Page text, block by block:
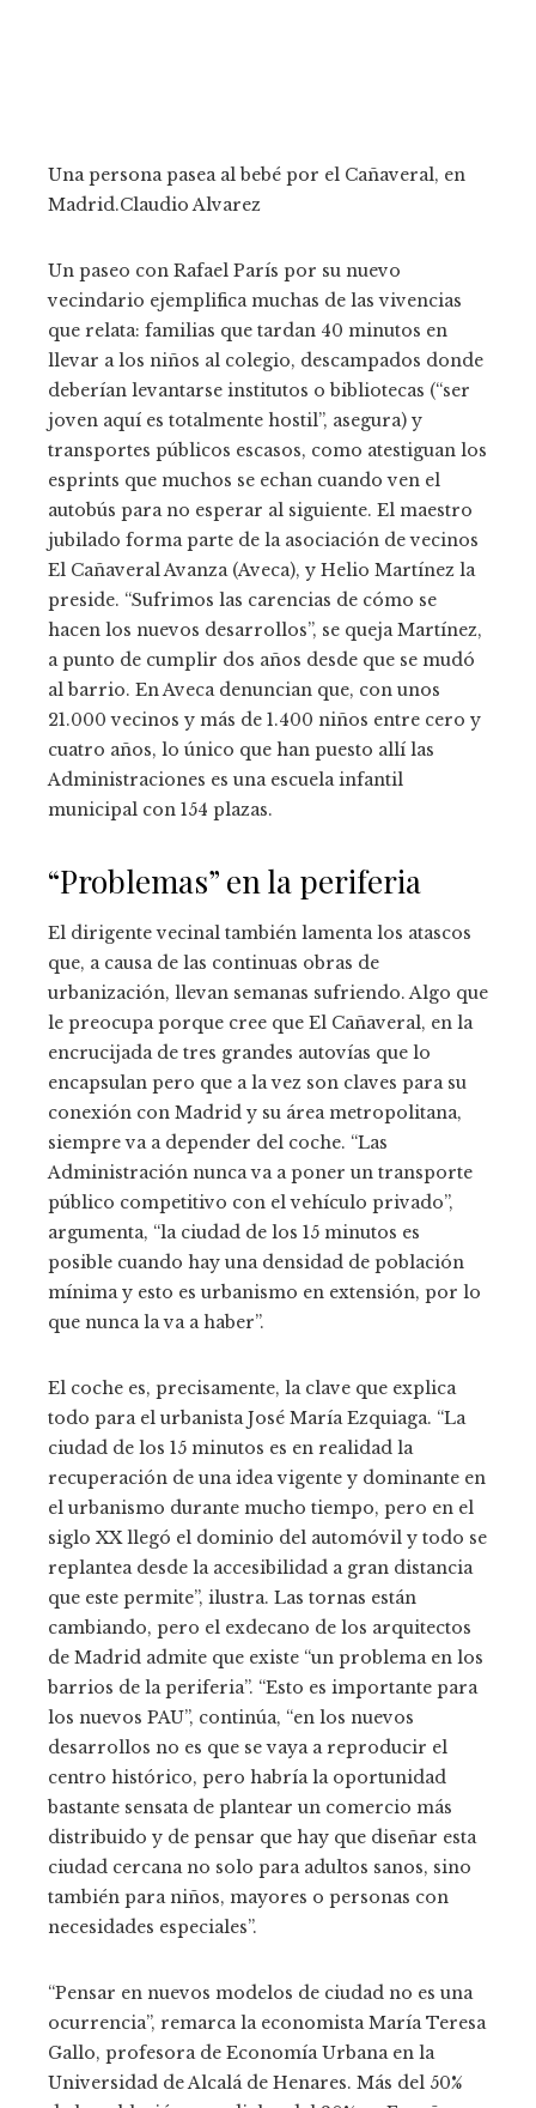
Una persona pasea al bebé por el Cañaveral, en
Madrid.Claudio Alvarez
Un paseo con Rafael París por su nuevo
vecindario ejemplifica muchas de las vivencias
que relata: familias que tardan 40 minutos en
llevar a los niños al colegio, descampados donde
deberían levantarse institutos o bibliotecas (“ser
joven aquí es totalmente hostil”, asegura) y
transportes públicos escasos, como atestiguan los
esprints que muchos se echan cuando ven el
autobús para no esperar al siguiente. El maestro
jubilado forma parte de la asociación de vecinos
El Cañaveral Avanza (Aveca), y Helio Martínez la
preside. “Sufrimos las carencias de cómo se
hacen los nuevos desarrollos”, se queja Martínez,
a punto de cumplir dos años desde que se mudó
al barrio. En Aveca denuncian que, con unos
21.000 vecinos y más de 1.400 niños entre cero y
cuatro años, lo único que han puesto allí las
Administraciones es una escuela infantil
municipal con 154 plazas.
“Problemas” en la periferia
El dirigente vecinal también lamenta los atascos
que, a causa de las continuas obras de
urbanización, llevan semanas sufriendo. Algo que
le preocupa porque cree que El Cañaveral, en la
encrucijada de tres grandes autovías que lo
encapsulan pero que a la vez son claves para su
conexión con Madrid y su área metropolitana,
siempre va a depender del coche. “Las
Administración nunca va a poner un transporte
público competitivo con el vehículo privado”,
argumenta, “la ciudad de los 15 minutos es
posible cuando hay una densidad de población
mínima y esto es urbanismo en extensión, por lo
que nunca la va a haber”.
El coche es, precisamente, la clave que explica
todo para el urbanista José María Ezquiaga. “La
ciudad de los 15 minutos es en realidad la
recuperación de una idea vigente y dominante en
el urbanismo durante mucho tiempo, pero en el
siglo XX llegó el dominio del automóvil y todo se
replantea desde la accesibilidad a gran distancia
que este permite”, ilustra. Las tornas están
cambiando, pero el exdecano de los arquitectos
de Madrid admite que existe “un problema en los
barrios de la periferia”. “Esto es importante para
los nuevos PAU”, continúa, “en los nuevos
desarrollos no es que se vaya a reproducir el
centro histórico, pero habría la oportunidad
bastante sensata de plantear un comercio más
distribuido y de pensar que hay que diseñar esta
ciudad cercana no solo para adultos sanos, sino
también para niños, mayores o personas con
necesidades especiales”.
“Pensar en nuevos modelos de ciudad no es una
ocurrencia”, remarca la economista María Teresa
Gallo, profesora de Economía Urbana en la
Universidad de Alcalá de Henares. Más del 50%